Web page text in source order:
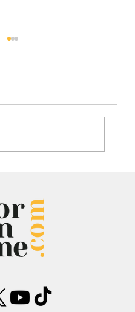
en Estados
fondos para su
proceso